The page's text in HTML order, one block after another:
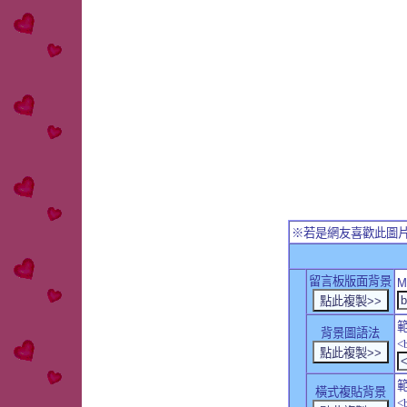
※若是網友喜歡此圖
留言板版面背景
背景圖語法
橫式複貼背景